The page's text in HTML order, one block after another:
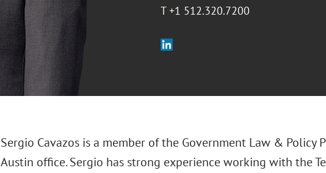
T +1 512.320.7200
Sergio Cavazos is a member of the Government Law & Policy
Austin office. Sergio has strong experience working with the